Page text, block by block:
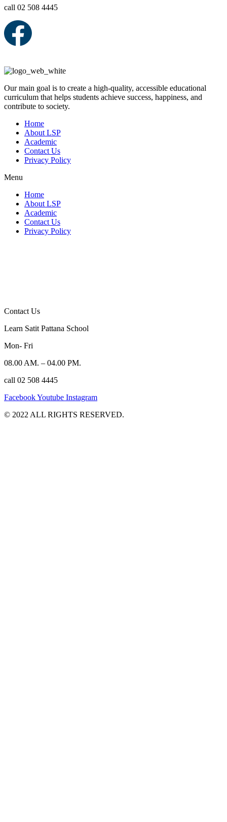
call 02 508 4445
Our main goal is to create a high-quality, accessible educational
curriculum that helps students achieve success, happiness, and
contribute to society.
Home
About LSP
Academic
Contact Us
Privacy Policy
Menu
Home
About LSP
Academic
Contact Us
Privacy Policy
Contact Us
Learn Satit Pattana School
Mon- Fri
08.00 AM. – 04.00 PM.
call 02 508 4445
FacebookYoutube Instagram
©️ 2022 ALL RIGHTS RESERVED.